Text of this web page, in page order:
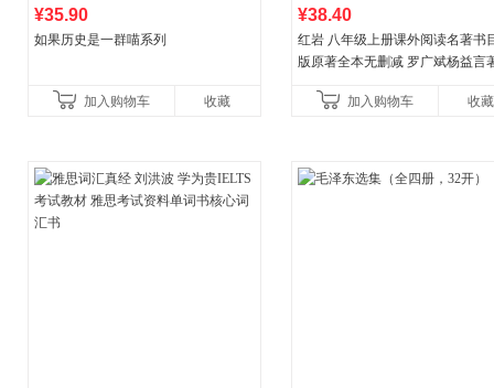
¥35.90
如果历史是一群喵系列
加入购物车 收藏
¥38.40
红岩 八年级上册课外阅读名著书
版原著全本无删减 罗广斌杨益言
国青年出版社加入购物车 收藏